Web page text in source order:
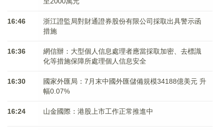
16:46
浙江證監局對財通證券股份有限公司採取出具警示函
措施
16:36
網信辦：大型個人信息處理者應當採取加密、去標識
化等措施保障所處理個人信息安全
16:30
國家外匯局：7月末中國外匯儲備規模34188億美元 升
幅0.07%
16:24 山金國際：港股上市工作正常推進中